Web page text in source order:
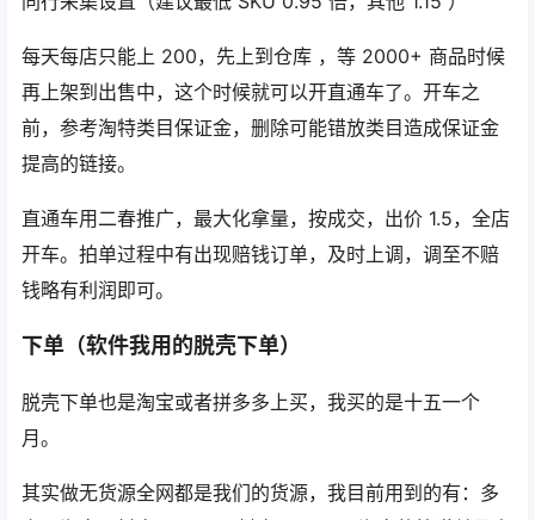
每天每店只能上 200，先上到仓库 ，等 2000+ 商品时候
再上架到出售中，这个时候就可以开直通车了。开车之
前，参考淘特类目保证金，删除可能错放类目造成保证金
提高的链接。
直通车用二春推广，最大化拿量，按成交，出价 1.5，全店
开车。拍单过程中有出现赔钱订单，及时上调，调至不赔
钱略有利润即可。
下单（软件我用的脱壳下单）
脱壳下单也是淘宝或者拼多多上买，我买的是十五一个
月。
其实做无货源全网都是我们的货源，我目前用到的有：多